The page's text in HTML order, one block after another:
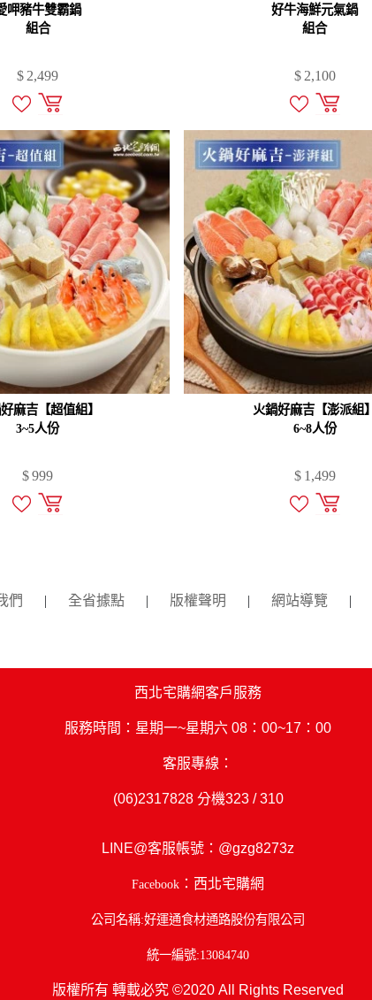
呷豬牛雙霸鍋
組合
$ 2,499
好牛海鮮元氣鍋
組合
$ 2,100
麻吉【超值組】
3~5人份
$999
火鍋好麻吉【澎派組】
6~8人份
$ 1,499
們 | 全省據點 | 版權聲明 | 網站導覽 |
西北宅購網客戶服務
服務時間：星期一~星期六 08：00~17：00
客服專線：
(06)2317828分機323 / 310
LINE@客服帳號： @gzg8273z
Facebook ：西北宅購網
公司名稱:好運通食材通路股份有限公司
統一編號:13084740
版權所有 轉載必究 ©2020 All Rights Reserved